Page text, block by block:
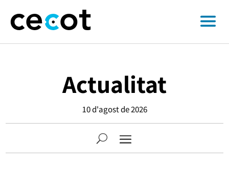
Actualitat
10 d'agost de 2026